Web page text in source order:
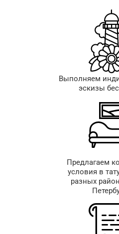
Выполняем
эскизы
Предлагаем
условия в
разных